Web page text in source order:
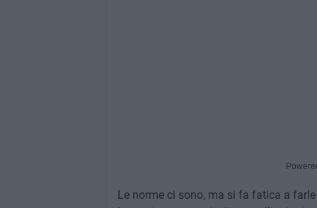
Le norme ci sono, ma si fa fatica a